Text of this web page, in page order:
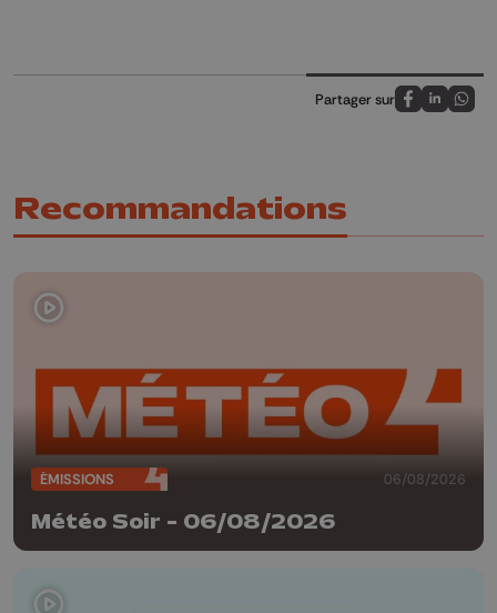
Partager sur
Partagez sur
Partagez
Recommandations
ÉMISSIONS 06/08/2026
Météo Soir - 06/08/2026